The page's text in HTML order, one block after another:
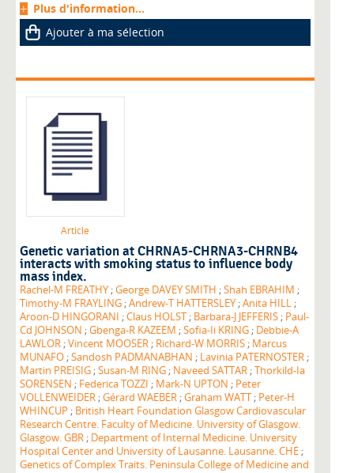
Plus d'information...
Ajouter à ma sélection
Article
Genetic variation at CHRNA5-CHRNA3-CHRNB4
interacts with smoking status to influence body
mass index.
Rachel-M FREATHY ;George DAVEY SMITH ;Shah EBRAHIM ;
Timothy-M FRAYLING ;Andrew-T HATTERSLEY ;Anita HILL ;
Aroon-D HINGORANI ;Claus HOLST ; Barbara-J JEFFERIS ; Paul-
Cd JOHNSON ;Gbenga-R KAZEEM ;Sofia-Ii KRING ; Debbie-A
LAWLOR ;Vincent MOOSER ; Richard-W MORRIS ; Marcus
MUNAFO ;Sandosh PADMANABHAN ; Lavinia PATERNOSTER ;
Martin PREISIG ;Susan-M RING ; Naveed SATTAR ;Thorkild-Ia
SORENSEN ; Federica TOZZI ; Mark-N UPTON ; Peter
VOLLENWEIDER ;Gérard WAEBER ;Graham WATT ; Peter-H
WHINCUP ; British Heart Foundation Glasgow Cardiovascular
Research Centre. Faculty of Medicine. University of Glasgow.
Glasgow. GBR ; Department of Internal Medicine. University
Hospital Center and University of Lausanne. Lausanne. CHE ;
Genetics of Complex Traits. Peninsula College of Medicine and